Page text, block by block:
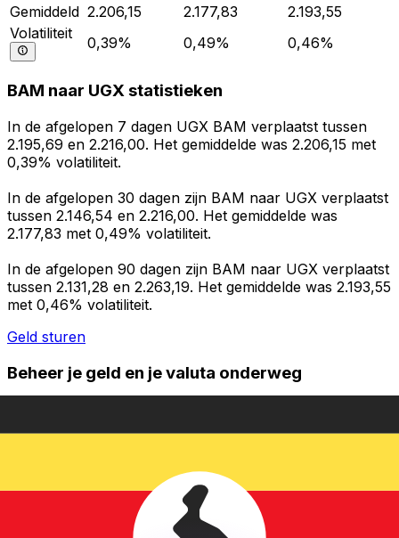
Gemiddeld 2.206,15 2.177,83
2.193,55
Volatiliteit
0,39% 0,49% 0,46%
BAM naar UGX statistieken
In de afgelopen 7 dagen UGX BAM verplaatst tussen
2.195,69 en 2.216,00. Het gemiddelde was 2.206,15 met
0,39% volatiliteit.
In de afgelopen 30 dagen zijn BAM naar UGX verplaatst
tussen 2.146,54 en 2.216,00. Het gemiddelde was
2.177,83 met 0,49% volatiliteit.
In de afgelopen 90 dagen zijn BAM naar UGX verplaatst
tussen 2.131,28 en 2.263,19. Het gemiddelde was 2.193,55
met 0,46% volatiliteit.
Geld sturen
Beheer je geld en je valuta onderweg